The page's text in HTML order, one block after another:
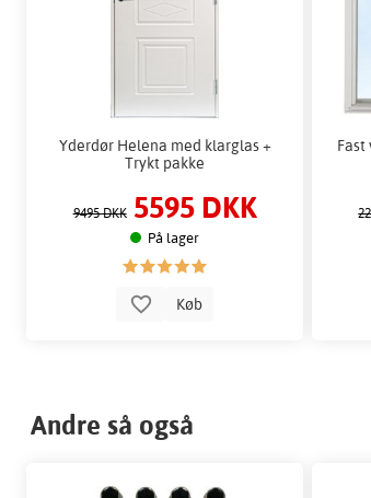
Yderdør Helena med klarglas +
Trykt pakke
9495 DKK 5595 DKK
På lager
Køb
Andre så også